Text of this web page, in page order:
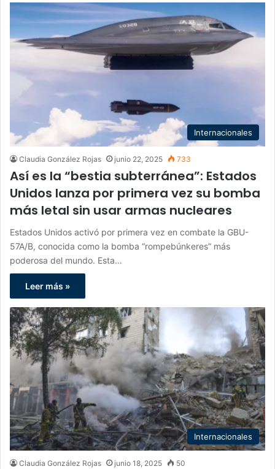
Internacionales
Claudia González Rojas junio 22, 2025 733
Así es la “bestia subterránea”: Estados
Unidos lanza por primera vez su bomba
más letal sin usar armas nucleares
Estados Unidos activó por primera vez en combate la GBU-
57A/B, conocida como la bomba “rompebúnkeres” más
poderosa del mundo. Esta…
Leer más »
Internacionales
Claudia González Rojas junio 18, 2025 50